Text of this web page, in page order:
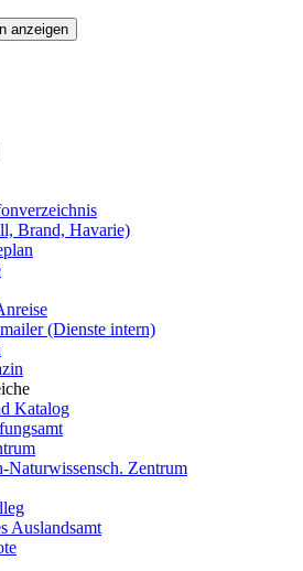
anzeigen
Brand, Havarie)
(Dienste intern)
Katalog
Naturwissensch. Zentrum
Auslandsamt